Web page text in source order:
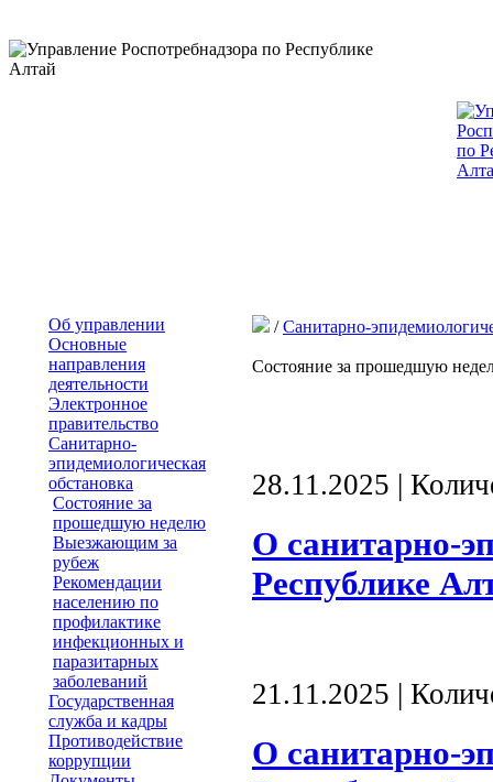
Об управлении
Основные
направления
деятельности
Электронное
правительство
Санитарно-
эпидемиологическая
обстановка
Состояние за
прошедшую неделю
Выезжающим за
рубеж
Рекомендации
населению по
профилактике
инфекционных и
паразитарных
заболеваний
Государственная
служба и кадры
Противодействие
коррупции
/Санитарно-
Состояние за прошедшую
28.11.2025 |
О санитарно-
Республике
21.11.2025 |
О санитарно-